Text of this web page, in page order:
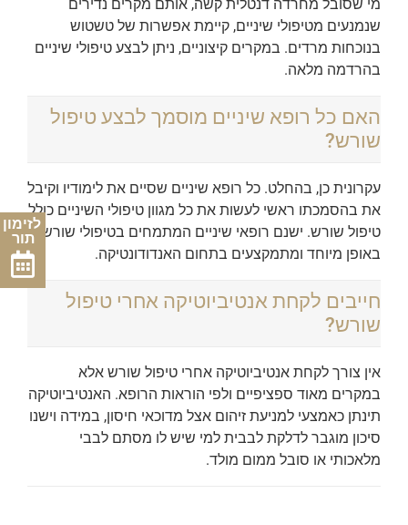
מי שסובל מחרדה דנטלית קשה, אותם מקרים נדירים
שנמנעים מטיפולי שיניים, קיימת אפשרות של טשטוש
בנוכחות מרדים. במקרים קיצוניים, ניתן לבצע טיפולי שיניים
בהרדמה מלאה.
האם כל רופא שיניים מוסמך לבצע טיפול
שורש?
עקרונית כן, בהחלט. כל רופא שיניים שסיים את לימודיו וקיבל
את בהסמכתו ראשי לעשות את כל מגוון טיפולי השיניים כולל
טיפול שורש. ישנם רופאי שיניים המתמחים בטיפולי שורש
באופן מיוחד ומתמקצעים בתחום האנדודונטיקה.
חייבים לקחת אנטיביוטיקה אחרי טיפול
שורש?
אין צורך לקחת אנטיביוטיקה אחרי טיפול שורש אלא
במקרים מאוד ספציפיים ולפי הוראות הרופא. האנטיביוטיקה
תינתן כאמצעי למניעת זיהום אצל מדוכאי חיסון, במידה וישנו
סיכון מוגבר לדלקת לבבית למי שיש לו מסתם לבבי
מלאכותי או סובל ממום מולד.
לזימון
תור